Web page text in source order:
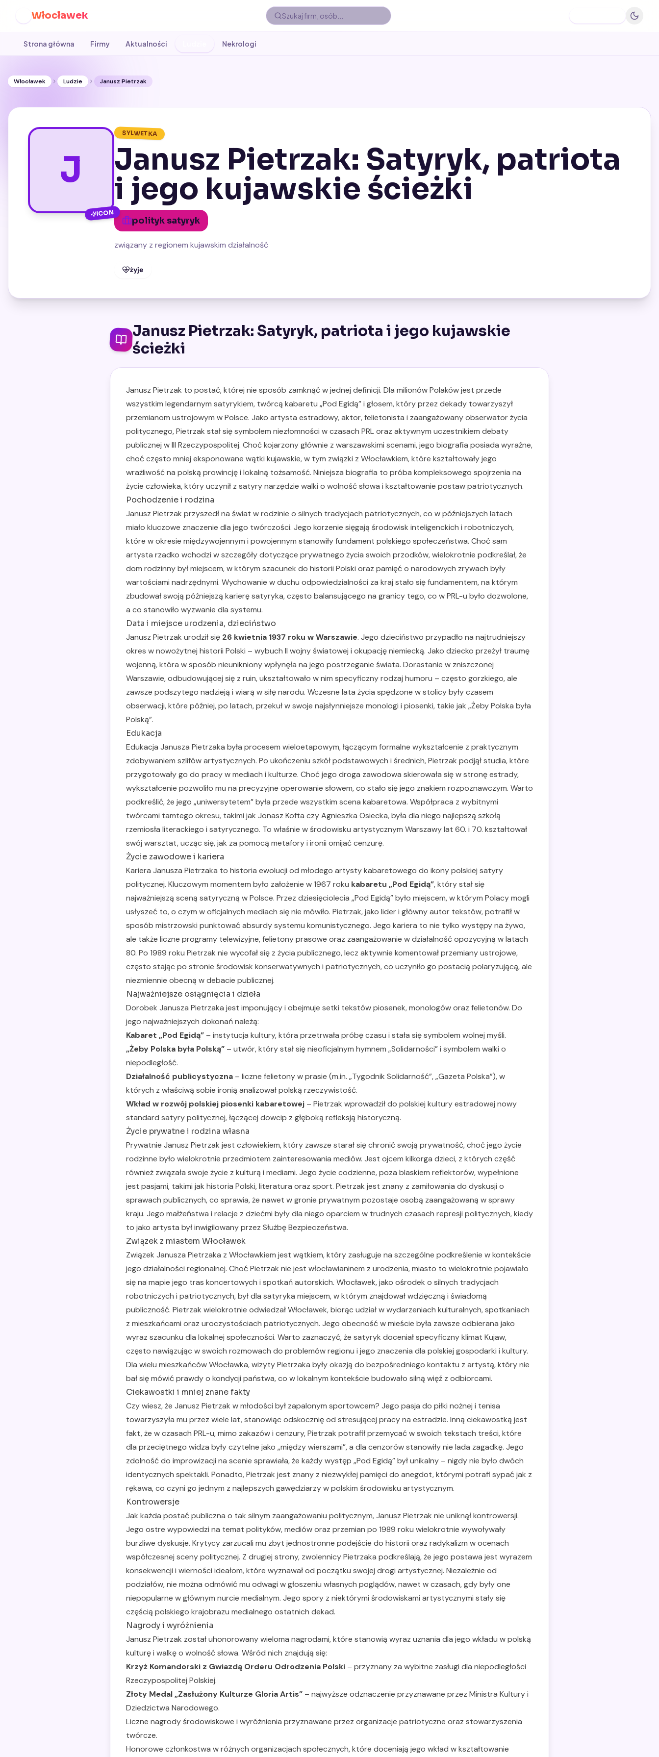
Włocławek
Strona główna Firmy Aktualności Nekrologi
Włocławek Ludzie Janusz Pietrzak
J
ICON
SYLWETKA
Janusz Pietrzak: Satyryk, patriota
i jego kujawskie ścieżki
polityk satyryk
związany z regionem kujawskim działalność
żyje
Janusz Pietrzak: Satyryk, patriota i jego kujawskie
ścieżki
Janusz Pietrzak to postać, której nie sposób zamknąć w jednej definicji. Dla milionów Polaków jest przede
wszystkim legendarnym satyrykiem, twórcą kabaretu „Pod Egidą” i głosem, który przez dekady towarzyszył
przemianom ustrojowym w Polsce. Jako artysta estradowy, aktor, felietonista i zaangażowany obserwator życia
politycznego, Pietrzak stał się symbolem niezłomności w czasach PRL oraz aktywnym uczestnikiem debaty
publicznej w III Rzeczypospolitej. Choć kojarzony głównie z warszawskimi scenami, jego biografia posiada wyraźne,
choć często mniej eksponowane wątki kujawskie, w tym związki z Włocławkiem, które kształtowały jego
wrażliwość na polską prowincję i lokalną tożsamość. Niniejsza biografia to próba kompleksowego spojrzenia na
życie człowieka, który uczynił z satyry narzędzie walki o wolność słowa i kształtowanie postaw patriotycznych.
Pochodzenie i rodzina
Janusz Pietrzak przyszedł na świat w rodzinie o silnych tradycjach patriotycznych, co w późniejszych latach
miało kluczowe znaczenie dla jego twórczości. Jego korzenie sięgają środowisk inteligenckich i robotniczych,
które w okresie międzywojennym i powojennym stanowiły fundament polskiego społeczeństwa. Choć sam
artysta rzadko wchodzi w szczegóły dotyczące prywatnego życia swoich przodków, wielokrotnie podkreślał, że
dom rodzinny był miejscem, w którym szacunek do historii Polski oraz pamięć o narodowych zrywach były
wartościami nadrzędnymi. Wychowanie w duchu odpowiedzialności za kraj stało się fundamentem, na którym
zbudował swoją późniejszą karierę satyryka, często balansującego na granicy tego, co w PRL-u było dozwolone,
a co stanowiło wyzwanie dla systemu.
Data i miejsce urodzenia, dzieciństwo
Janusz Pietrzak urodził się 26 kwietnia 1937 roku w Warszawie. Jego dzieciństwo przypadło na najtrudniejszy
okres w nowożytnej historii Polski – wybuch II wojny światowej i okupację niemiecką. Jako dziecko przeżył traumę
wojenną, która w sposób nieunikniony wpłynęła na jego postrzeganie świata. Dorastanie w zniszczonej
Warszawie, odbudowującej się z ruin, ukształtowało w nim specyficzny rodzaj humoru – często gorzkiego, ale
zawsze podszytego nadzieją i wiarą w siłę narodu. Wczesne lata życia spędzone w stolicy były czasem
obserwacji, które później, po latach, przekuł w swoje najsłynniejsze monologi i piosenki, takie jak „Żeby Polska była
Polską”.
Edukacja
Edukacja Janusza Pietrzaka była procesem wieloetapowym, łączącym formalne wykształcenie z praktycznym
zdobywaniem szlifów artystycznych. Po ukończeniu szkół podstawowych i średnich, Pietrzak podjął studia, które
przygotowały go do pracy w mediach i kulturze. Choć jego droga zawodowa skierowała się w stronę estrady,
wykształcenie pozwoliło mu na precyzyjne operowanie słowem, co stało się jego znakiem rozpoznawczym. Warto
podkreślić, że jego „uniwersytetem” była przede wszystkim scena kabaretowa. Współpraca z wybitnymi
twórcami tamtego okresu, takimi jak Jonasz Kofta czy Agnieszka Osiecka, była dla niego najlepszą szkołą
rzemiosła literackiego i satyrycznego. To właśnie w środowisku artystycznym Warszawy lat 60. i 70. kształtował
swój warsztat, ucząc się, jak za pomocą metafory i ironii omijać cenzurę.
Życie zawodowe i kariera
Kariera Janusza Pietrzaka to historia ewolucji od młodego artysty kabaretowego do ikony polskiej satyry
politycznej. Kluczowym momentem było założenie w 1967 roku kabaretu „Pod Egidą”, który stał się
najważniejszą sceną satyryczną w Polsce. Przez dziesięciolecia „Pod Egidą” było miejscem, w którym Polacy mogli
usłyszeć to, o czym w oficjalnych mediach się nie mówiło. Pietrzak, jako lider i główny autor tekstów, potrafił w
sposób mistrzowski punktować absurdy systemu komunistycznego. Jego kariera to nie tylko występy na żywo,
ale także liczne programy telewizyjne, felietony prasowe oraz zaangażowanie w działalność opozycyjną w latach
80. Po 1989 roku Pietrzak nie wycofał się z życia publicznego, lecz aktywnie komentował przemiany ustrojowe,
często stając po stronie środowisk konserwatywnych i patriotycznych, co uczyniło go postacią polaryzującą, ale
niezmiennie obecną w debacie publicznej.
Najważniejsze osiągnięcia i dzieła
Dorobek Janusza Pietrzaka jest imponujący i obejmuje setki tekstów piosenek, monologów oraz felietonów. Do
jego najważniejszych dokonań należą:
Kabaret „Pod Egidą” – instytucja kultury, która przetrwała próbę czasu i stała się symbolem wolnej myśli.
„Żeby Polska była Polską” – utwór, który stał się nieoficjalnym hymnem „Solidarności” i symbolem walki o
niepodległość.
Działalność publicystyczna – liczne felietony w prasie (m.in. „Tygodnik Solidarność”, „Gazeta Polska”), w
których z właściwą sobie ironią analizował polską rzeczywistość.
Wkład w rozwój polskiej piosenki kabaretowej – Pietrzak wprowadził do polskiej kultury estradowej nowy
standard satyry politycznej, łączącej dowcip z głęboką refleksją historyczną.
Życie prywatne i rodzina własna
Prywatnie Janusz Pietrzak jest człowiekiem, który zawsze starał się chronić swoją prywatność, choć jego życie
rodzinne było wielokrotnie przedmiotem zainteresowania mediów. Jest ojcem kilkorga dzieci, z których część
również związała swoje życie z kulturą i mediami. Jego życie codzienne, poza blaskiem reflektorów, wypełnione
jest pasjami, takimi jak historia Polski, literatura oraz sport. Pietrzak jest znany z zamiłowania do dyskusji o
sprawach publicznych, co sprawia, że nawet w gronie prywatnym pozostaje osobą zaangażowaną w sprawy
kraju. Jego małżeństwa i relacje z dziećmi były dla niego oparciem w trudnych czasach represji politycznych, kiedy
to jako artysta był inwigilowany przez Służbę Bezpieczeństwa.
Związek z miastem Włocławek
Związek Janusza Pietrzaka z Włocławkiem jest wątkiem, który zasługuje na szczególne podkreślenie w kontekście
jego działalności regionalnej. Choć Pietrzak nie jest włocławianinem z urodzenia, miasto to wielokrotnie pojawiało
się na mapie jego tras koncertowych i spotkań autorskich. Włocławek, jako ośrodek o silnych tradycjach
robotniczych i patriotycznych, był dla satyryka miejscem, w którym znajdował wdzięczną i świadomą
publiczność. Pietrzak wielokrotnie odwiedzał Włocławek, biorąc udział w wydarzeniach kulturalnych, spotkaniach
z mieszkańcami oraz uroczystościach patriotycznych. Jego obecność w mieście była zawsze odbierana jako
wyraz szacunku dla lokalnej społeczności. Warto zaznaczyć, że satyryk doceniał specyficzny klimat Kujaw,
często nawiązując w swoich rozmowach do problemów regionu i jego znaczenia dla polskiej gospodarki i kultury.
Dla wielu mieszkańców Włocławka, wizyty Pietrzaka były okazją do bezpośredniego kontaktu z artystą, który nie
bał się mówić prawdy o kondycji państwa, co w lokalnym kontekście budowało silną więź z odbiorcami.
Ciekawostki i mniej znane fakty
Czy wiesz, że Janusz Pietrzak w młodości był zapalonym sportowcem? Jego pasja do piłki nożnej i tenisa
towarzyszyła mu przez wiele lat, stanowiąc odskocznię od stresującej pracy na estradzie. Inną ciekawostką jest
fakt, że w czasach PRL-u, mimo zakazów i cenzury, Pietrzak potrafił przemycać w swoich tekstach treści, które
dla przeciętnego widza były czytelne jako „między wierszami”, a dla cenzorów stanowiły nie lada zagadkę. Jego
zdolność do improwizacji na scenie sprawiała, że każdy występ „Pod Egidą” był unikalny – nigdy nie było dwóch
identycznych spektakli. Ponadto, Pietrzak jest znany z niezwykłej pamięci do anegdot, którymi potrafi sypać jak z
rękawa, co czyni go jednym z najlepszych gawędziarzy w polskim środowisku artystycznym.
Kontrowersje
Jak każda postać publiczna o tak silnym zaangażowaniu politycznym, Janusz Pietrzak nie uniknął kontrowersji.
Jego ostre wypowiedzi na temat polityków, mediów oraz przemian po 1989 roku wielokrotnie wywoływały
burzliwe dyskusje. Krytycy zarzucali mu zbyt jednostronne podejście do historii oraz radykalizm w ocenach
współczesnej sceny politycznej. Z drugiej strony, zwolennicy Pietrzaka podkreślają, że jego postawa jest wyrazem
konsekwencji i wierności ideałom, które wyznawał od początku swojej drogi artystycznej. Niezależnie od
podziałów, nie można odmówić mu odwagi w głoszeniu własnych poglądów, nawet w czasach, gdy były one
niepopularne w głównym nurcie medialnym. Jego spory z niektórymi środowiskami artystycznymi stały się
częścią polskiego krajobrazu medialnego ostatnich dekad.
Nagrody i wyróżnienia
Janusz Pietrzak został uhonorowany wieloma nagrodami, które stanowią wyraz uznania dla jego wkładu w polską
kulturę i walkę o wolność słowa. Wśród nich znajdują się:
Krzyż Komandorski z Gwiazdą Orderu Odrodzenia Polski – przyznany za wybitne zasługi dla niepodległości
Rzeczypospolitej Polskiej.
Złoty Medal „Zasłużony Kulturze Gloria Artis” – najwyższe odznaczenie przyznawane przez Ministra Kultury i
Dziedzictwa Narodowego.
Liczne nagrody środowiskowe i wyróżnienia przyznawane przez organizacje patriotyczne oraz stowarzyszenia
twórcze.
Honorowe członkostwa w różnych organizacjach społecznych, które doceniają jego wkład w kształtowanie